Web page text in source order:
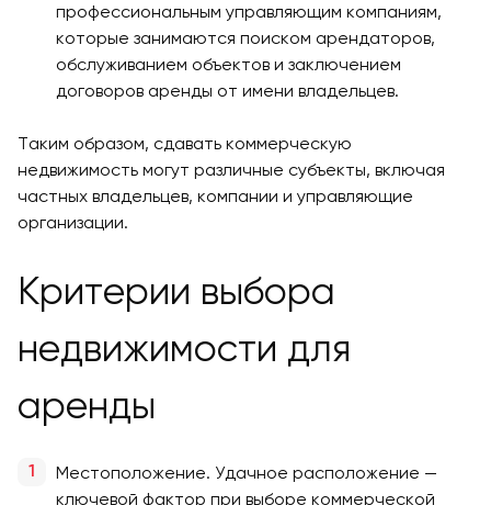
профессиональным управляющим компаниям,
которые занимаются поиском арендаторов,
обслуживанием объектов и заключением
договоров аренды от имени владельцев.
Таким образом, сдавать коммерческую
недвижимость могут различные субъекты, включая
частных владельцев, компании и управляющие
организации.
Критерии выбора
недвижимости для
аренды
Местоположение. Удачное расположение —
ключевой фактор при выборе коммерческой